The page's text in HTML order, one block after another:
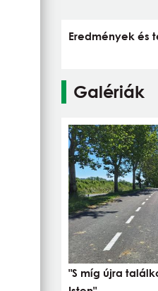
Eredmények és
Galériák
"S míg újra